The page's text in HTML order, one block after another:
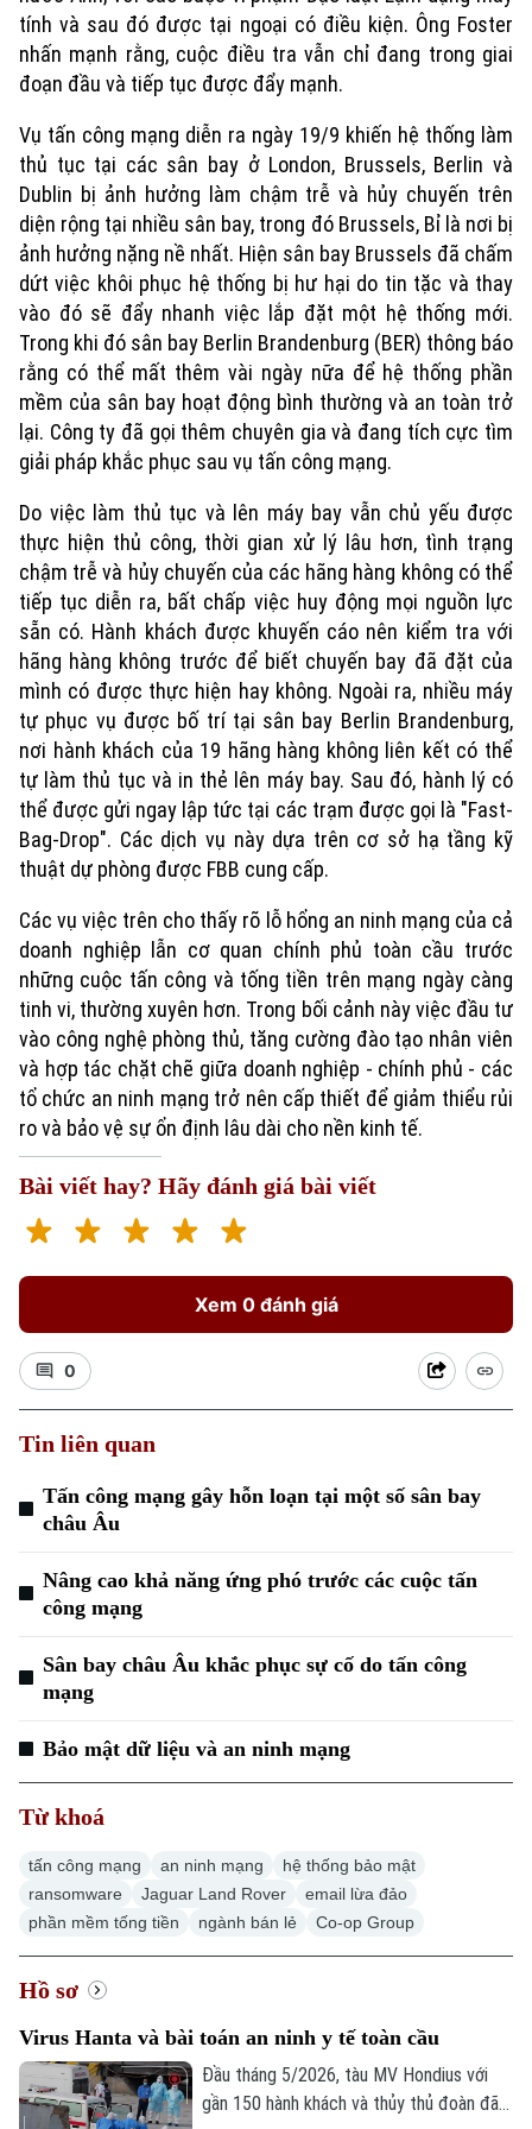
Theo dõi Hà Nội On
tính và sau đó được tại ngoại có điều kiện. Ông Foster
nhấn mạnh rằng, cuộc điều tra vẫn chỉ đang trong giai
đoạn đầu và tiếp tục được đẩy mạnh.
Vụ tấn công mạng diễn ra ngày 19/9 khiến hệ thống làm
thủ tục tại các sân bay ở London, Brussels, Berlin và
Dublin bị ảnh hưởng làm chậm trễ và hủy chuyến trên
diện rộng tại nhiều sân bay, trong đó Brussels, Bỉ là nơi bị
ảnh hưởng nặng nề nhất. Hiện sân bay Brussels đã chấm
dứt việc khôi phục hệ thống bị hư hại do tin tặc và thay
vào đó sẽ đẩy nhanh việc lắp đặt một hệ thống mới.
Trong khi đó sân bay Berlin Brandenburg (BER) thông báo
rằng có thể mất thêm vài ngày nữa để hệ thống phần
mềm của sân bay hoạt động bình thường và an toàn trở
lại. Công ty đã gọi thêm chuyên gia và đang tích cực tìm
giải pháp khắc phục sau vụ tấn công mạng.
Do việc làm thủ tục và lên máy bay vẫn chủ yếu được
thực hiện thủ công, thời gian xử lý lâu hơn, tình trạng
chậm trễ và hủy chuyến của các hãng hàng không có thể
tiếp tục diễn ra, bất chấp việc huy động mọi nguồn lực
sẵn có. Hành khách được khuyến cáo nên kiểm tra với
hãng hàng không trước để biết chuyến bay đã đặt của
mình có được thực hiện hay không. Ngoài ra, nhiều máy
tự phục vụ được bố trí tại sân bay Berlin Brandenburg,
nơi hành khách của 19 hãng hàng không liên kết có thể
tự làm thủ tục và in thẻ lên máy bay. Sau đó, hành lý có
thể được gửi ngay lập tức tại các trạm được gọi là "Fast-
Bag-Drop". Các dịch vụ này dựa trên cơ sở hạ tầng kỹ
thuật dự phòng được FBB cung cấp.
Các vụ việc trên cho thấy rõ lỗ hổng an ninh mạng của cả
doanh nghiệp lẫn cơ quan chính phủ toàn cầu trước
những cuộc tấn công và tống tiền trên mạng ngày càng
tinh vi, thường xuyên hơn. Trong bối cảnh này việc đầu tư
vào công nghệ phòng thủ, tăng cường đào tạo nhân viên
và hợp tác chặt chẽ giữa doanh nghiệp - chính phủ - các
tổ chức an ninh mạng trở nên cấp thiết để giảm thiểu rủi
ro và bảo vệ sự ổn định lâu dài cho nền kinh tế.
Bài viết hay? Hãy đánh giá bài viết
Xem 0 đánh giá
0
Tin liên quan
Tấn công mạng gây hỗn loạn tại một số sân bay
châu Âu
Nâng cao khả năng ứng phó trước các cuộc tấn
công mạng
Sân bay châu Âu khắc phục sự cố do tấn công
mạng
Bảo mật dữ liệu và an ninh mạng
Từ khoá
tấn công mạng an ninh mạng
hệ thống bảo mật
ransomware
Jaguar Land Rover
email lừa đảo
phần mềm tống tiền
ngành bán lẻ Co-op Group
Hồ sơ
Virus Hanta và bài toán an ninh y tế toàn cầu
Đầu tháng 5/2026, tàu MV Hondius với
gần 150 hành khách và thủy thủ đoàn đã